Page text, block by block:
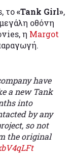
το«Tank Girl»,
οθόνη
η Margot
have
a new Tank
into
by any
so not
the original